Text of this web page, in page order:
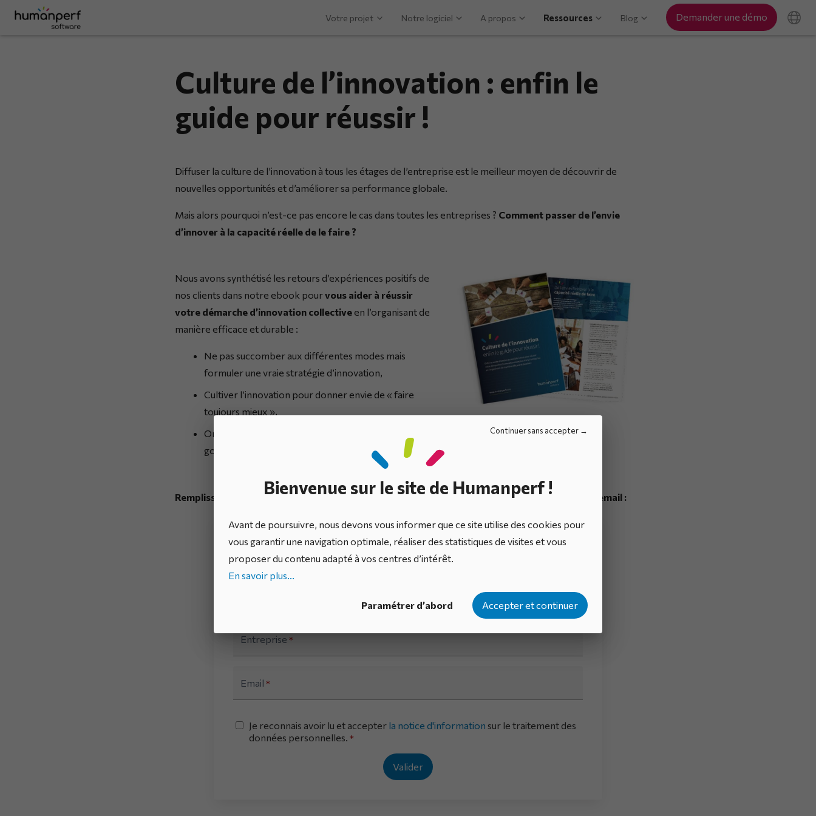
Continuer sans accepter
Bienvenue sur le site de Humanperf !
Avant de poursuivre, nous devons vous informer que ce site utilise des cookies pour
vous garantir une navigation optimale, réaliser des statistiques de visites et vous
proposer du contenu adapté à vos centres d’intérêt.
En savoir plus...
Paramétrer d’abord Accepter et continuer
Votre projet Notre logiciel A propos Ressources Blog Demander une démo
Culture de l’innovation : enfin le
guide pour réussir !
Diffuser la culture de l’innovation à tous les étages de l’entreprise est le meilleur moyen de découvrir de
nouvelles opportunités et d’améliorer sa performance globale.
Mais alors pourquoi n’est-ce pas encore le cas dans toutes les entreprises ? Comment passer de l’envie
d’innover à la capacité réelle de le faire ?
Nous avons synthétisé les retours d’expériences positifs de
nos clients dans notre ebook pourvous aider à réussir
votre démarche d’innovation collective en l’organisant de
manière efficace et durable :
Ne pas succomber aux différentes modes mais
formuler une vraie stratégie d’innovation,
Cultiver l’innovation pour donner envie de « faire
toujours mieux »,
Organiser l’innovation et définir une vraie
gouvernance.
Remplissez le formulaire ci-dessous et vous recevrez notre ebook dans quelques minutes par email :
Entreprise *
Email *
Je reconnais avoir lu et accepter la notice d'information sur le traitement des
données personnelles. *